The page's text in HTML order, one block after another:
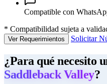
Compatible con
* Compatibilidad sujeta a
Ver Requerimientos Solicitar
¿Para qué necesito
Saddleback Valley?